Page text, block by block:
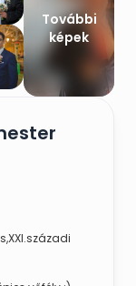
További
képek